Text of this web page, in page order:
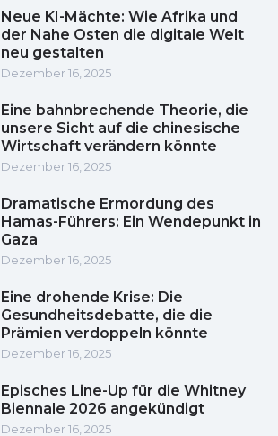
Neue KI-Mächte: Wie Afrika und
der Nahe Osten die digitale Welt
neu gestalten
Dezember 16, 2025
Eine bahnbrechende Theorie, die
unsere Sicht auf die chinesische
Wirtschaft verändern könnte
Dezember 16, 2025
Dramatische Ermordung des
Hamas-Führers: Ein Wendepunkt in
Gaza
Dezember 16, 2025
Eine drohende Krise: Die
Gesundheitsdebatte, die die
Prämien verdoppeln könnte
Dezember 16, 2025
Episches Line-Up für die Whitney
Biennale 2026 angekündigt
Dezember 16, 2025